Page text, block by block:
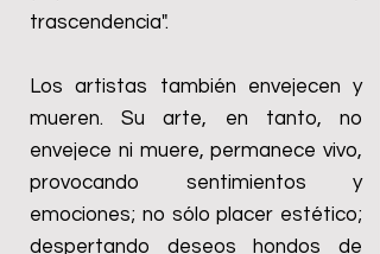
trascendencia".
Los artistas también envejecen y
mueren. Su arte, en tanto, no
envejece ni muere, permanece vivo,
provocando sentimientos y
emociones; no sólo placer estético;
despertando deseos hondos de